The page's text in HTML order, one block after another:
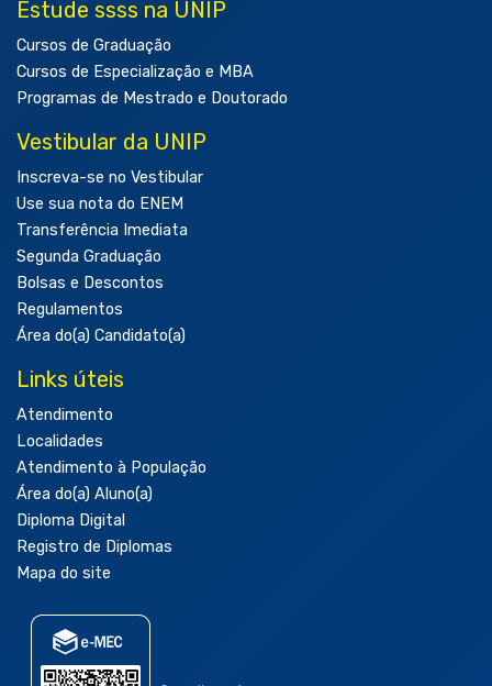
Estude ssss na UNIP
Cursos de Graduação
Cursos de Especialização e MBA
Programas de Mestrado e Doutorado
Vestibular da UNIP
Inscreva-se no Vestibular
Use sua nota do ENEM
Transferência Imediata
Segunda Graduação
Bolsas e Descontos
Regulamentos
Área do(a) Candidato(a)
Links úteis
Atendimento
Localidades
Atendimento à População
Área do(a) Aluno(a)
Diploma Digital
Registro de Diplomas
Mapa do site